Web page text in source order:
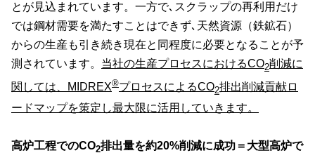
とが見込まれています。一方で､スクラップの再利用だけ
では鋼材需要を満たすことはできず､天然資源（鉄鉱石）
からの生産も引き続き現在と同程度に必要となることが予
測されています。 当社の生産プロセスにおけるCO2削減に
関しては、
MIDREX®プロセスによるCO2排出削減貢献ロ
ードマップを策定し最大限に活用していきます。
高炉工程でのCO2排出量を約20%削減に成功＝大型高炉で